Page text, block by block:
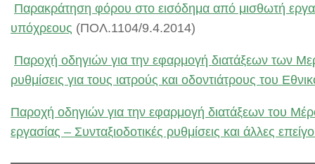
Παρακράτηση φόρου στο εισόδημα από μισθωτή
υπόχρεους (ΠΟΛ.1104/9.4.2014)
Παροχή οδηγιών για την εφαρμογή διατάξεων των
ρυθμίσεις για τους ιατρούς και οδοντιάτρους του
Παροχή οδηγιών για την εφαρμογή διατάξεων του
εργασίας – Συνταξιοδοτικές ρυθμίσεις και άλλες